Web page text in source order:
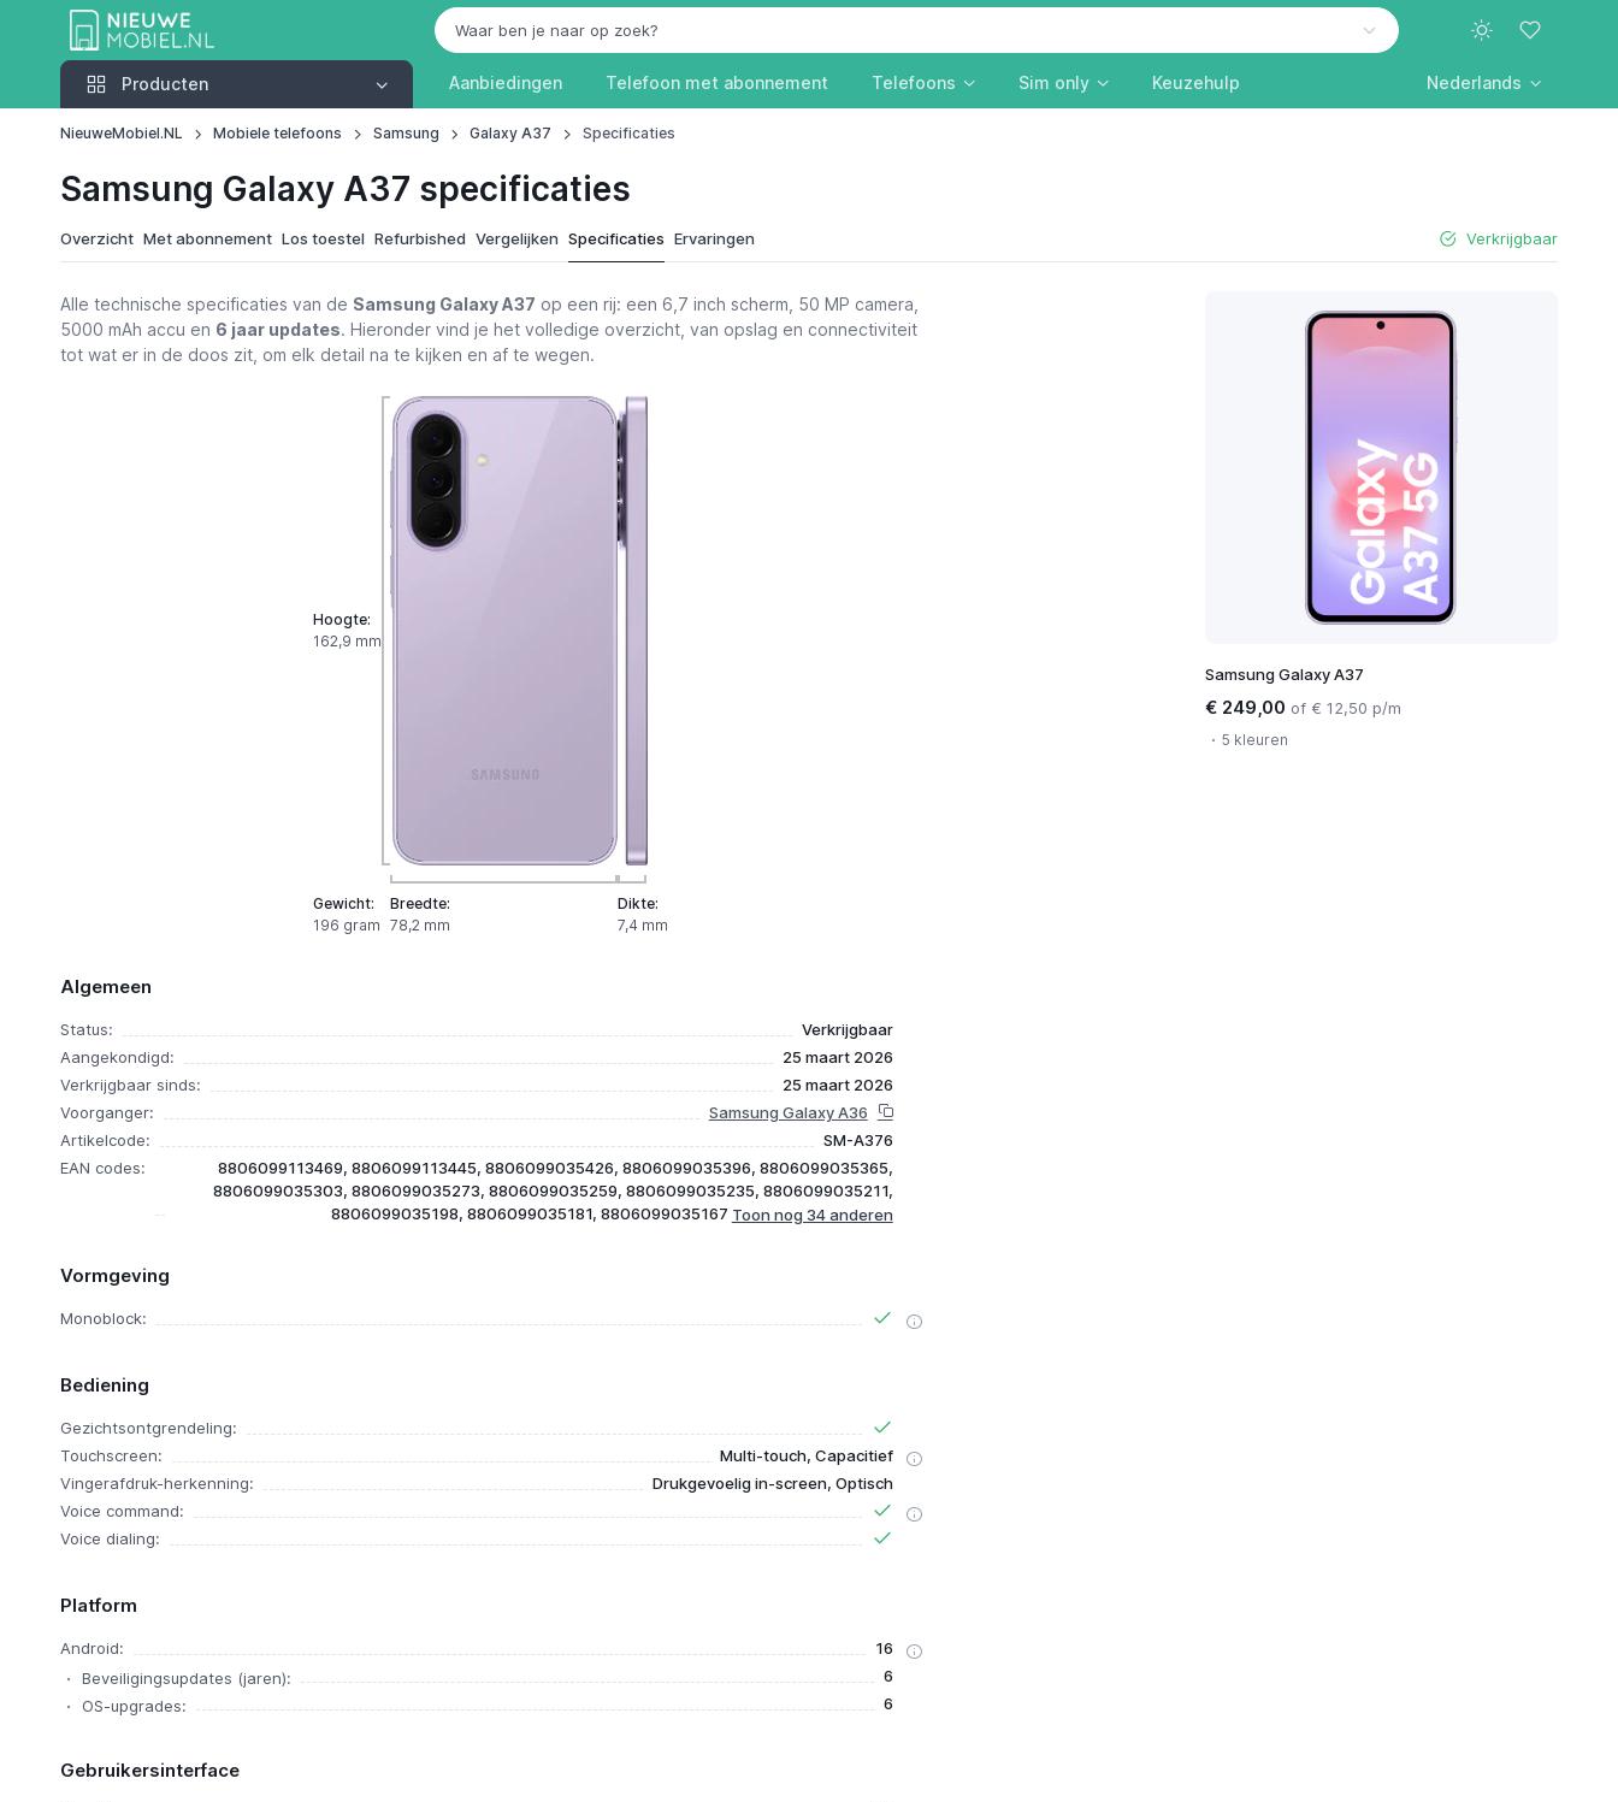
Producten
Producten Aanbiedingen Telefoon met abonnement Telefoons Sim only Keuzehulp Nederlands
NieuweMobiel.NL Mobiele telefoons Samsung Galaxy A37 Specificaties
Samsung Galaxy A37 specificaties
Overzicht Met abonnement Los toestel Refurbished Vergelijken Specificaties Ervaringen Verkrijgbaar
Samsung Galaxy A37
€ 249,00 of € 12,50 p/m
5 kleuren
Alle technische specificaties van de Samsung Galaxy A37 op een rij: een 6,7 inch scherm, 50 MP camera,
5000 mAh accu en 6 jaar updates. Hieronder vind je het volledige overzicht, van opslag en connectiviteit
tot wat er in de doos zit, om elk detail na te kijken en af te wegen.
Hoogte:
162,9 mm
Gewicht:
196 gram
Breedte:
78,2 mm
Dikte:
7,4 mm
Algemeen
Status:
Verkrijgbaar
Aangekondigd:
25 maart 2026
Verkrijgbaar sinds:
25 maart 2026
Voorganger:
Samsung Galaxy A36
Artikelcode:
SM-A376
EAN codes:
8806099113469, 8806099113445, 8806099035426, 8806099035396, 8806099035365,
8806099035303, 8806099035273, 8806099035259, 8806099035235, 8806099035211,
8806099035198, 8806099035181, 8806099035167
Vormgeving
Monoblock:
Bediening
Gezichtsontgrendeling:
Touchscreen:
Multi-touch, Capacitief
Vingerafdruk-herkenning:
Drukgevoelig in-screen, Optisch
Voice command:
Voice dialing:
Platform
Android:
16
Beveiligingsupdates (jaren):
6
OS-upgrades:
6
Gebruikersinterface